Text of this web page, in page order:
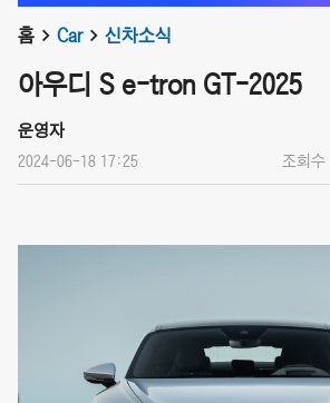
홈 Car 신차소식
아우디 S e-tron GT-2025
운영자
2024-06-18 17:25 조회수